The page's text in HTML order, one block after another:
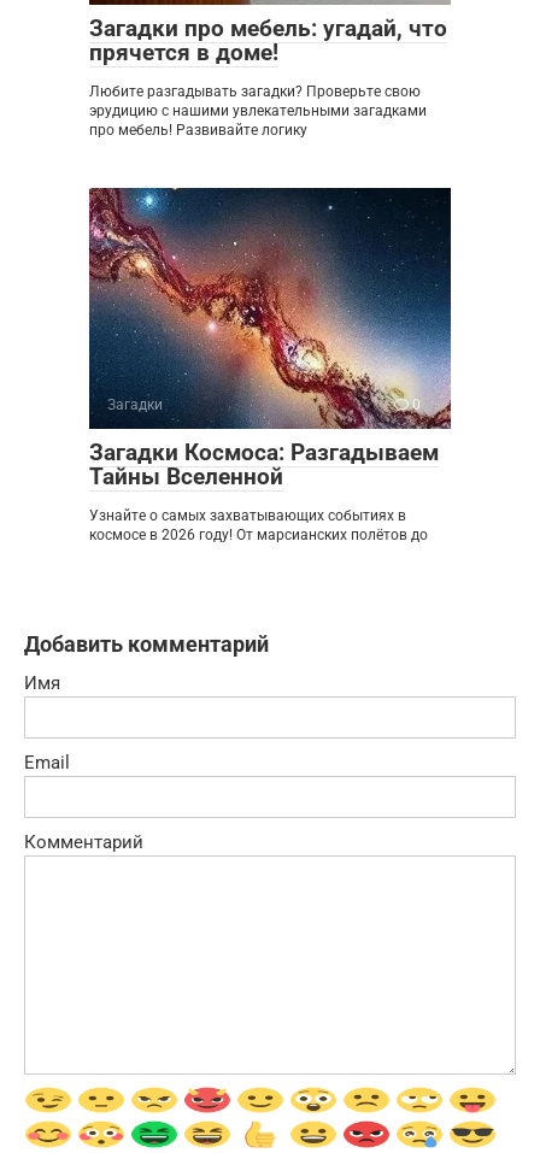
Загадки про мебель: угадай, что
прячется в доме!
Любите разгадывать загадки? Проверьте свою
эрудицию с нашими увлекательными загадками
про мебель! Развивайте логику
Загадки 0
Загадки Космоса: Разгадываем
Тайны Вселенной
Узнайте о самых захватывающих событиях в
космосе в 2026 году! От марсианских полётов до
Добавить комментарий
Имя
Email
Комментарий